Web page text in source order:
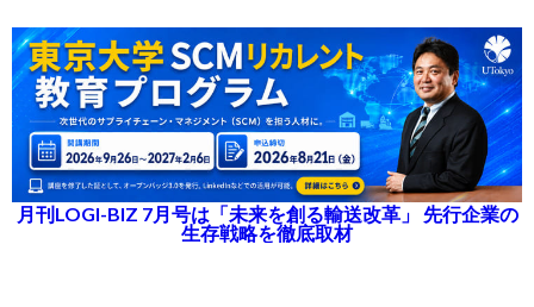
月刊LOGI-BIZ 7月号は「未来を創る輸送改革」 先行企業の
生存戦略を徹底取材